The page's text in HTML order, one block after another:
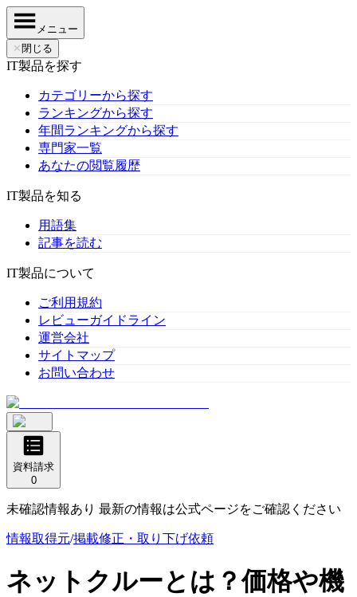
メニュー
✕ 閉じる
IT製品を探す
カテゴリーから探す
ランキングから探す
年間ランキングから探す
専門家一覧
あなたの閲覧履歴
IT製品を知る
用語集
記事を読む
IT製品について
ご利用規約
レビューガイドライン
運営会社
サイトマップ
お問い合わせ
資料請求
0
未確認情報あり 最新の情報は公式ページをご確認ください
情報取得元/掲載修正・取り下げ依頼
ネットクルーとは？価格や機